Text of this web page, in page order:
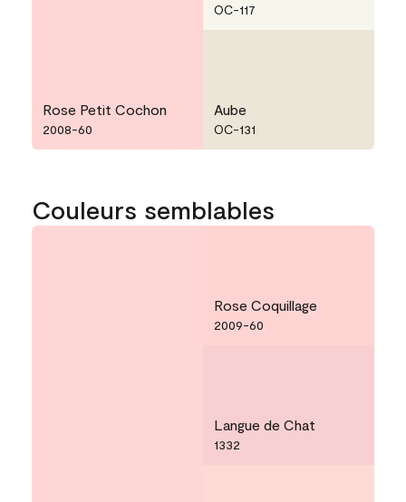
Rose Petit Cochon
2008-60
OC-117
Aube
OC-131
Couleurs semblables
Rose Coquillage
2009-60
Langue de Chat
1332